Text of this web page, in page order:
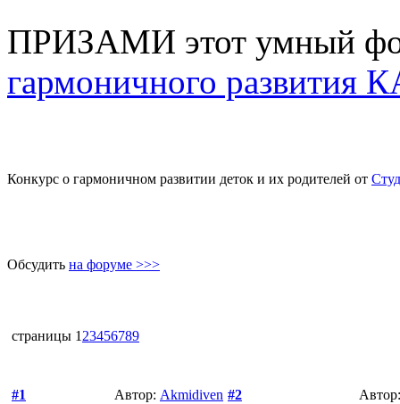
ПРИЗAМИ этот умный
гармоничного
Конкурс о гармоничном развитии деток и их родителей от
Обсудить на форуме >>>
страницы 1 23456789
#1 Автор: Akmidiven #2